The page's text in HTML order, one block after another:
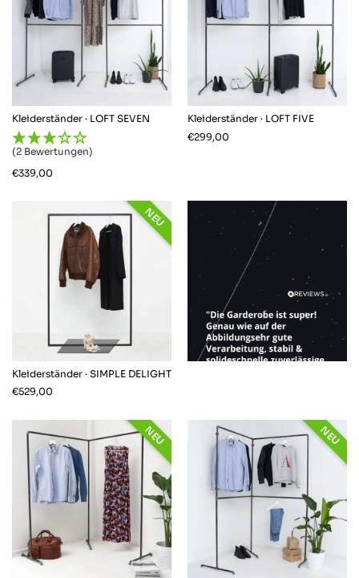
Kleiderständer · LOFT SEVEN
(2 Bewertungen)
€339,00
Kleiderständer · LOFT FIVE
€299,00
Kleiderständer · SIMPLE DELIGHT
€529,00
NEU
NEU NEU